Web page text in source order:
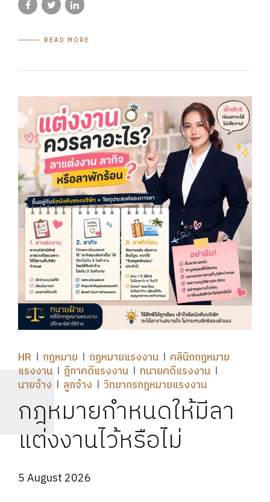
READ MORE
HR กฎหมาย กฏหมายแรงงาน
คลินิกกฎหมาย
แรงงาน
ฎีกาคดีแรงงาน
ทนายคดีแรงงาน
นายจ้าง
ลูกจ้าง วิทยากรกฎหมายแรงงาน
กฎหมายกำหนดให้มีลา
แต่งงานไว้หรือไม่
5 August 2026